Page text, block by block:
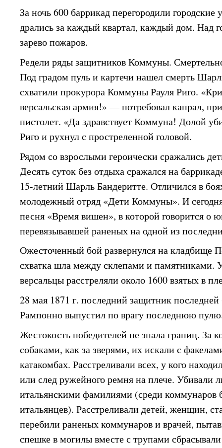
За ночь 600 баррикад перегородили
дрались за каждый квартал, каждый дом. Над
зарево пожаров.
Редели ряды защитников Коммуны.
Под градом пуль и картечи нашел смерть
схватили прокурора Коммуны Рауля Риго.
версальская армия!» — потребовал капрал,
пистолет. «Да здравствует Коммуна! Долой
Риго и рухнул с простреленной головой.
Рядом со взрослыми героически сражались
Десять суток без отдыха сражался на
15-летний Шарль Бандеритте. Отличился в
молодежный отряд «Дети Коммуны». И
песня «Время вишен», в которой говорится о
перевязывавшей раненых на одной из
Ожесточенный бой развернулся на кладбище
схватка шла между склепами и памятниками.
версальцы расстреляли около 1600 взятых в
28 мая 1871 г. последний защитник
Рампонно выпустил по врагу последнюю
Жестокость победителей не знала границ. За
собаками, как за зверями, их искали с
катакомбах. Расстреливали всех, у кого
или след ружейного ремня на плече. Убивали
итальянскими фамилиями (среди коммунаров
итальянцев). Расстреливали детей, женщин,
перебили раненых коммунаров и врачей,
спешке в могилы вместе с трупами